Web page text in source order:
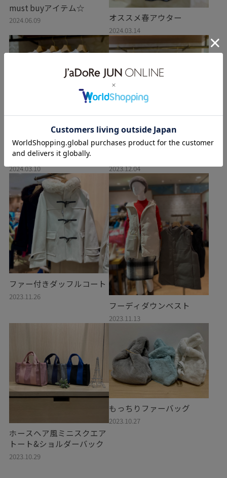
must buyアイテム☆
2024.06.09 オススメ春アウター
2024.03.14
大好評シャーリングブラウ
ス入荷しました☆
2024.03.10
ショートダウン入荷しまし
2023.12.04
ファー付きダッフルコート
2023.11.26
フーディダウンベスト
2023.11.13
ホースヘア風ミニスクエア
トート&ショルダーバック
2023.10.29
もっちりファーバッグ
2023.10.27